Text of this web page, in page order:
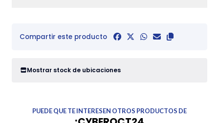
Compartir este producto
Mostrar stock de ubicaciones
PUEDE QUE TE INTERESEN OTROS PRODUCTOS DE